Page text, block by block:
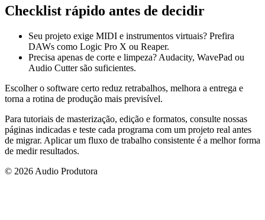
Checklist rápido antes de decidir
Seu projeto exige MIDI e instrumentos virtuais? Prefira
DAWs como Logic Pro X ou Reaper.
Precisa apenas de corte e limpeza? Audacity, WavePad ou
Audio Cutter são suficientes.
Escolher o software certo reduz retrabalhos, melhora a entrega e
torna a rotina de produção mais previsível.
Para tutoriais de masterização, edição e formatos, consulte nossas
páginas indicadas e teste cada programa com um projeto real antes
de migrar. Aplicar um fluxo de trabalho consistente é a melhor forma
de medir resultados.
© 2026 Audio Produtora